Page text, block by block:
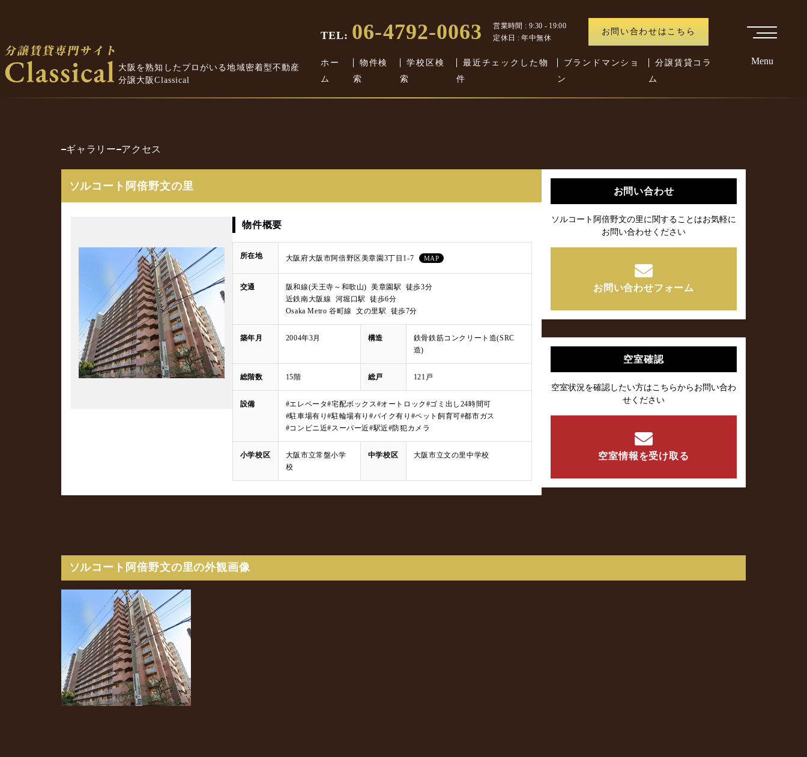
大阪を熟知したプロがいる地域密着型不動産
分譲大阪Classical
TEL: 06-4792-0063
営業時間 : 9:30 - 19:00
定休日 : 年中無休
お問い合わせはこちら
ホー
ム
物件検
索
学校区検
索
最近チェックした物
件
ブランドマンショ
ン
分譲賃貸コラ
ム
Menu
ギャラリー アクセス
ソルコート阿倍野文の里
物件概要
所在地 大阪府大阪市阿倍野区美章園3丁目1-7 MAP
交通
阪和線(天王寺～和歌山) 美章園駅 徒歩3分
近鉄南大阪線 河堀口駅 徒歩6分
Osaka Metro 谷町線 文の里駅 徒歩7分
築年月 2004年3月 構造
鉄骨鉄筋コンクリート造(SRC
造)
総階数 15階 総戸 121戸
設備 #エレベータ#宅配ボックス#オートロック #ゴミ出し24時間可
#駐車場有り#駐輪場有り#バイク有り #ペット飼育可#都市ガス
#コンビニ近#スーパー近#駅近#防犯カメラ
小学校区
大阪市立常盤小学
校
中学校区 大阪市立文の里中学校
お問い合わせ
ソルコート阿倍野文の里に関することはお気軽に
お問い合わせください
お問い合わせフォーム
空室確認
空室状況を確認したい方はこちらからお問い合わ
せください
空室情報を受け取る
ソルコート阿倍野文の里の外観画像